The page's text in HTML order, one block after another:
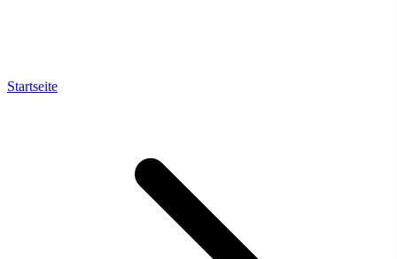
Startseite